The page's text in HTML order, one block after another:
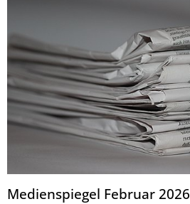
Medienspiegel Februar 2026